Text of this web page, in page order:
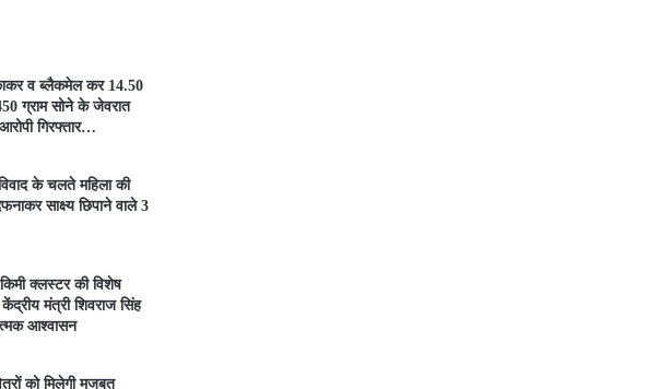
व ब्लैकमेल कर 14.50
ग्राम सोने के जेवरात
गिरफ्तार…
के चलते महिला की
साक्ष्य छिपाने वाले 3
क्लस्टर की विशेष
मंत्री शिवराज सिंह
आश्वासन
को मिलेगी मजबूत